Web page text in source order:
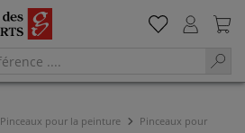
Pinceaux pour la peinture
Pinceaux pour